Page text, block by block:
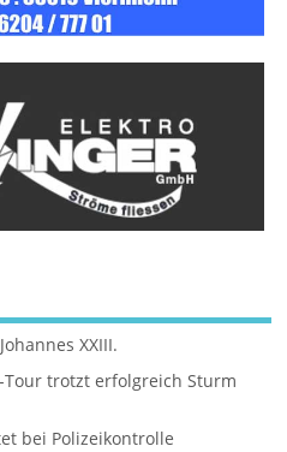
XXIII.
Tour trotzt erfolgreich Sturm
bei Polizeikontrolle